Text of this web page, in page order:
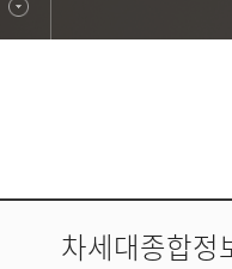
차세대종합정